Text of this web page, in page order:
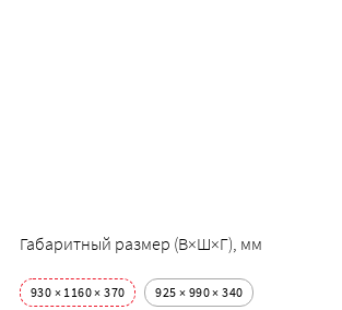
Габаритный размер (В×Ш×Г), мм
930 × 1160 × 370 925 × 990 × 340